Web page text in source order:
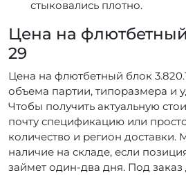
стыковались плотно.
Цена на флютбетный
29
Цена на флютбетный блок
объема партии, типоразмера и
Чтобы получить актуальную
почту спецификацию или
количество и регион
наличие на складе, если
займет один-два дня. Под заказ